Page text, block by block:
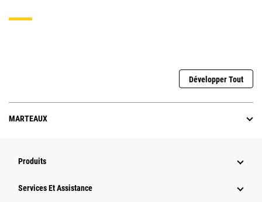
Développer Tout
MARTEAUX
Produits
Services Et Assistance